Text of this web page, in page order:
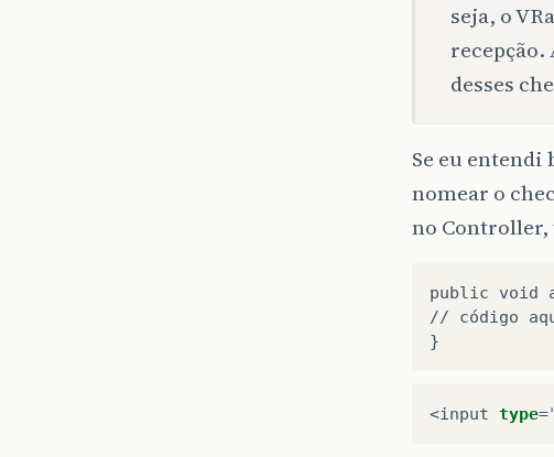
seja, o
desses
Se eu entendi
nomear o
no
public void
// código
<input type=